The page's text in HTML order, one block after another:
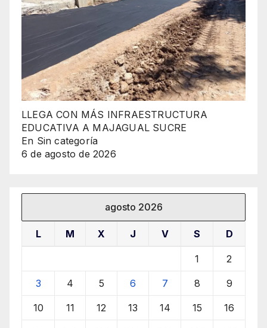
LLEGA CON MÁS INFRAESTRUCTURA
EDUCATIVA A MAJAGUAL SUCRE
En Sin categoría
6 de agosto de 2026
agosto 2026
L M X J V S D
1 2
3 4 5 6 7 8 9
10 11 12 13 14 15 16